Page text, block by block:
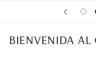
BIENVENIDA